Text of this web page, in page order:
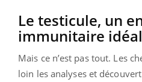
Le testicule, un
immunitaire
Mais ce n’est pas tout. Les
loin les analyses et